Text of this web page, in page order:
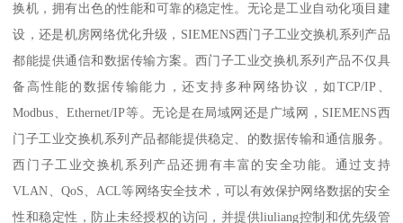
换机，拥有出色的性能和可靠的稳定性。无论是工业自动化项目建
设，还是机房网络优化升级，SIEMENS西门子工业交换机系列产品
都能提供通信和数据传输方案。西门子工业交换机系列产品不仅具
备高性能的数据传输能力，还支持多种网络协议，如TCP/IP、
Modbus、Ethernet/IP等。无论是在局域网还是广域网，SIEMENS西
门子工业交换机系列产品都能提供稳定、的数据传输和通信服务。
西门子工业交换机系列产品还拥有丰富的安全功能。通过支持
VLAN、QoS、ACL等网络安全技术，可以有效保护网络数据的安全
性和稳定性，防止未经授权的访问，并提供liuliang控制和优先级管